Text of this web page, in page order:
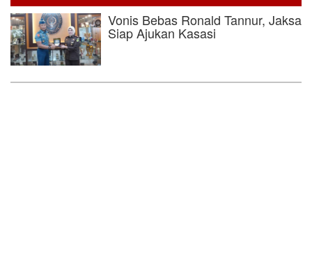
Vonis Bebas Ronald Tannur, Jaksa
Siap Ajukan Kasasi